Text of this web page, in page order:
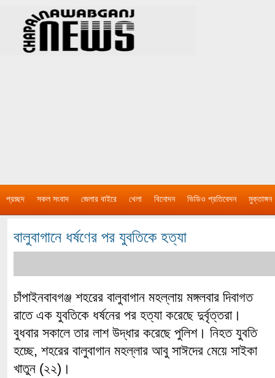
প্রচ্ছদ সকল সংবাদ জেলার বাইরে খেলা বিনোদন ভিডিও প্রতিবেদন মুক্তাঙ্গন
বালুবাগানে ধর্ষণের পর যুবতিকে হত্যা
চাঁপাইনবাবগঞ্জ শহরের বালুবাগান মহল্লায় মঙ্গলবার দিবাগত
রাতে এক যুবতিকে ধর্ষনের পর হত্যা করেছে দুর্বৃত্তরা।
বুধবার সকালে তার লাশ উদ্ধার করেছে পুলিশ। নিহত যুবতি
হচ্ছে, শহরের বালুবাগান মহল্লার আবু সাঈদের মেয়ে সাইকা
খাতুন (২২)।